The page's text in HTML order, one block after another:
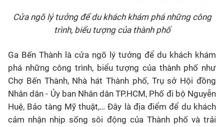
Cửa ngõ lý tưởng để du khách khám phá những công
trình, biểu tượng của thành phố
Ga Bến Thành là cửa ngõ lý tưởng để du khách khám
phá những công trình, biểu tượng của thành phố như
Chợ Bến Thành, Nhà hát Thành phố, Trụ sở Hội đồng
Nhân dân - Ủy ban Nhân dân TP.HCM, Phố đi bộ Nguyễn
Huệ, Bảo tàng Mỹ thuật,… Đây là địa điểm để du khách
cảm nhận nhịp sống sôi động của Thành phố và trải